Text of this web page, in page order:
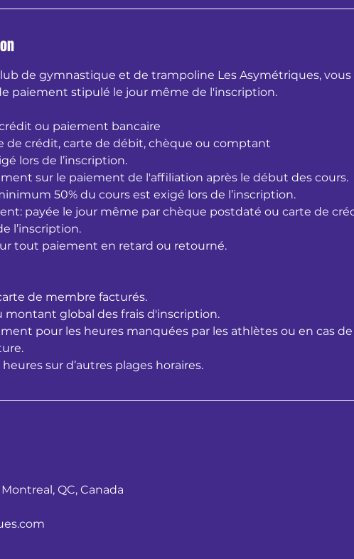
de gymnastique et de trampoline Les Asymétriques, vous
paiement stipulé le jour même de l'inscription.
ou paiement bancaire
de crédit, carte de débit, chèque ou comptant
lors de l’inscription.
sur le paiement de l'affiliation après le début des cours.
50% du cours est exigé lors de l’inscription.
payée le jour même par chèque postdaté ou carte de
l’inscription.
tout paiement en retard ou retourné.
de membre facturés.
montant global des frais d'inscription.
pour les heures manquées par les athlètes ou en cas de
sur d’autres plages horaires.
QC, Canada